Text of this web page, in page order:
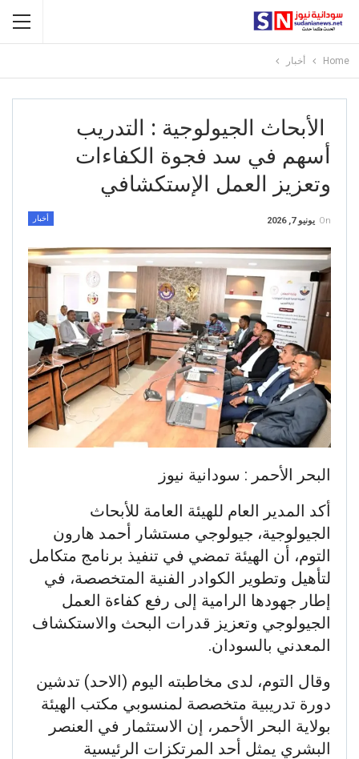
Home أخبار
الأبحاث الجيولوجية : التدريب
أسهم في سد فجوة الكفاءات
وتعزيز العمل الإستكشافي
أخبار On يونيو 7, 2026
البحر الأحمر : سودانية نيوز
أكد المدير العام للهيئة العامة للأبحاث
الجيولوجية، جيولوجي مستشار أحمد هارون
التوم، أن الهيئة تمضي في تنفيذ برنامج متكامل
لتأهيل وتطوير الكوادر الفنية المتخصصة، في
إطار جهودها الرامية إلى رفع كفاءة العمل
الجيولوجي وتعزيز قدرات البحث والاستكشاف
المعدني بالسودان.
وقال التوم، لدى مخاطبته اليوم (الاحد) تدشين
دورة تدريبية متخصصة لمنسوبي مكتب الهيئة
بولاية البحر الأحمر، إن الاستثمار في العنصر
البشري يمثل أحد المرتكزات الرئيسية